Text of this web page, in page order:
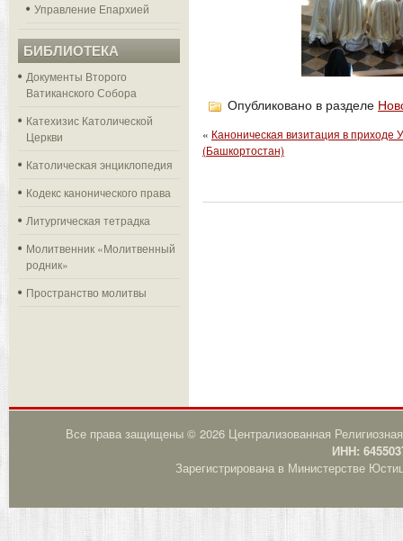
Управление Епархией
БИБЛИОТЕКА
Документы Второго
Ватиканского Собора
Катехизис Католической
Церкви
Католическая энциклопедия
Кодекс канонического права
Литургическая тетрадка
Молитвенник «Молитвенный
родник»
Пространство молитвы
Опубликовано в разделе
« Каноническая визитация в
(Башкортостан)
Все права защищены © 2026 Централизованная
ИНН:
Зарегистрирована в Министерстве